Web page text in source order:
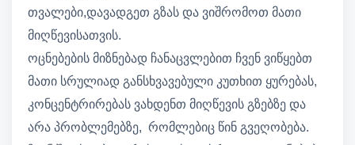
თვალები,დავადგეთ გზას და ვიშრომოთ მათი
მიღწევისათვის.
ოცნებების მიზნებად ჩანაცვლებით ჩვენ ვიწყებთ
მათი სრულიად განსხვავებული კუთხით ყურებას,
კონცენტრირებას ვახდენთ მიღწევის გზებზე და
არა პრობლემებზე, რომლებიც წინ გვეღობება.